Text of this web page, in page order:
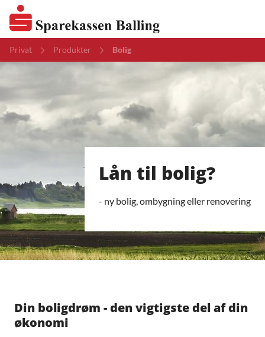
Privat Produkter Bolig
Lån til bolig?
- ny bolig, ombygning eller renovering
Din boligdrøm - den vigtigste del af din
økonomi